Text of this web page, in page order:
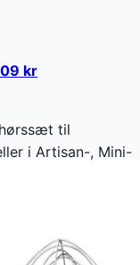
kr
til
i Artisan-, Mini-
760 kr. Den